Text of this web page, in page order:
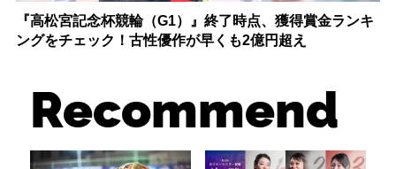
『高松宮記念杯競輪（G1）』終了時点、獲得賞金ランキ
ングをチェック！古性優作が早くも2億円超え
Recommend